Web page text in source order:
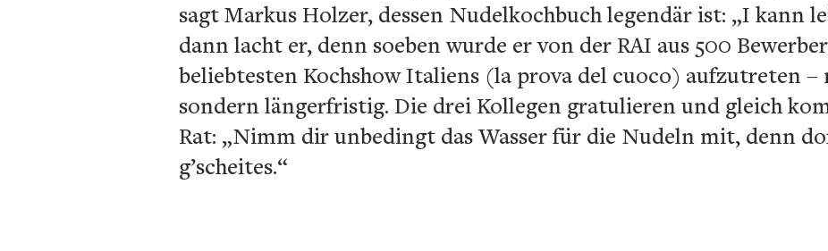
sagt Markus Holzer, dessen Nudelkochbuch legendär ist: „I kann
dann lacht er, denn soeben wurde er von der RAI aus 500
beliebtesten Kochshow Italiens (la prova del cuoco) aufzutreten
sondern längerfristig. Die drei Kollegen gratulieren und gleich
Rat: „Nimm dir unbedingt das Wasser für die Nudeln mit, denn
g’scheites.“